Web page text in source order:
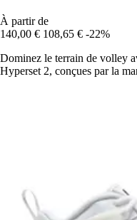
À partir de
140,00 € 108,65 € -22%
Dominez le terrain de volley
Hyperset 2, conçues par la